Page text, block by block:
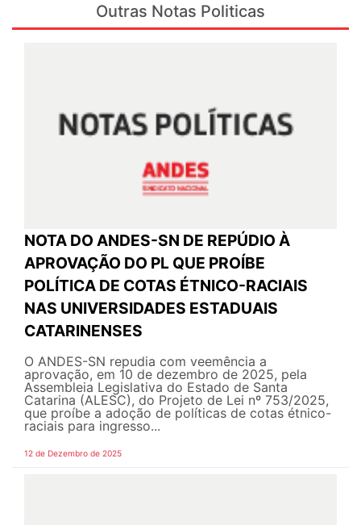
Outras Notas Politicas
NOTA DO ANDES-SN DE REPÚDIO À
APROVAÇÃO DO PL QUE PROÍBE
POLÍTICA DE COTAS ÉTNICO-RACIAIS
NAS UNIVERSIDADES ESTADUAIS
CATARINENSES
O ANDES-SN repudia com veemência a
aprovação, em 10 de dezembro de 2025, pela
Assembleia Legislativa do Estado de Santa
Catarina (ALESC), do Projeto de Lei nº 753/2025,
que proíbe a adoção de políticas de cotas étnico-
raciais para ingresso...
12 de Dezembro de 2025